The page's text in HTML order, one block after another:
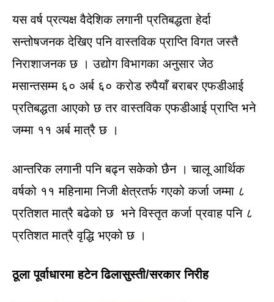
यस वर्ष प्रत्यक्ष वैदेशिक लगानी प्रतिबद्धता हेर्दा
सन्तोषजनक देखिए पनि वास्तविक प्राप्ति विगत जस्तै
निराशाजनक छ । उद्योग विभागका अनुसार जेठ
मसान्तसम्म ६० अर्ब ६० करोड रुपैयाँ बराबर एफडीआई
प्रतिबद्धता आएको छ तर वास्तविक एफडीआई प्राप्ति भने
जम्मा ११ अर्ब मात्रै छ ।
आन्तरिक लगानी पनि बढ्न सकेको छैन । चालू आर्थिक
वर्षको ११ महिनामा निजी क्षेत्रतर्फ गएको कर्जा जम्मा ८
प्रतिशत मात्रै बढेको छ भने विस्तृत कर्जा प्रवाह पनि ८
प्रतिशत मात्रै वृद्धि भएको छ ।
ठूला पूर्वाधारमा हटेन ढिलासुस्ती/सरकार निरीह